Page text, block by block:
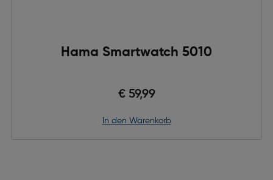
Hama Smartwatch 5010
€ 59,99
in den Warenkorb